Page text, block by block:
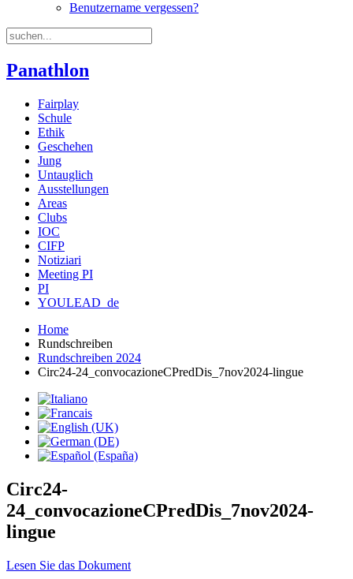
Benutzername vergessen?
Panathlon
Fairplay
Schule
Ethik
Geschehen
Jung
Untauglich
Ausstellungen
Areas
Clubs
IOC
CIFP
Notiziari
Meeting PI
PI
YOULEAD_de
Home
Rundschreiben
Rundschreiben 2024
Circ24-24_convocazioneCPredDis_7nov2024-lingue
Circ24-
24_convocazioneCPredDis_7nov2024-
lingue
Lesen Sie das Dokument